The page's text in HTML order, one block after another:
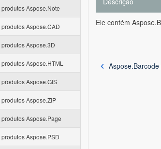
Aspose.Note
Aspose.CAD
Aspose.3D
Aspose.HTML
Aspose.GIS
Aspose.ZIP
Aspose.Page
Aspose.PSD
Ele contém